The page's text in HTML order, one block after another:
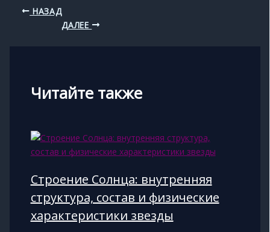
НАЗАД
ДАЛЕЕ
Читайте также
Строение Солнца: внутренняя
структура, состав и физические
характеристики звезды